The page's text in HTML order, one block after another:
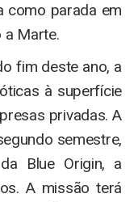
como parada em
a Marte.
fim deste ano, a
à superfície
privadas. A
semestre,
Blue Origin, a
A missão terá